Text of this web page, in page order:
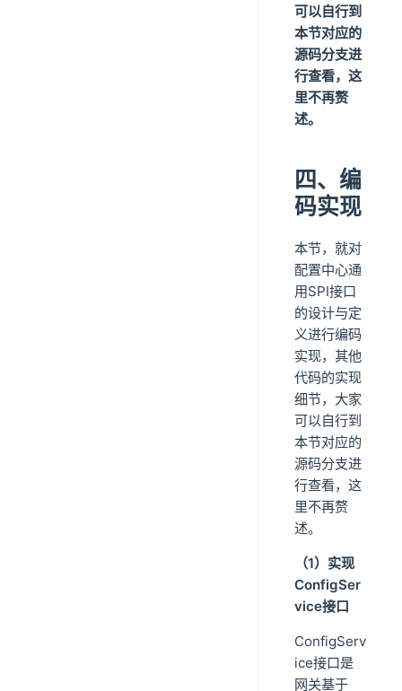
可以自行到
本节对应的
源码分支进
行查看，这
里不再赘
述。
四、编
码实现
本节，就对
配置中心通
用SPI接口
的设计与定
义进行编码
实现，其他
代码的实现
细节，大家
可以自行到
本节对应的
源码分支进
行查看，这
里不再赘
述。
（1）实现
ConfigSer
vice接口
ConfigServ
ice接口是
网关基于